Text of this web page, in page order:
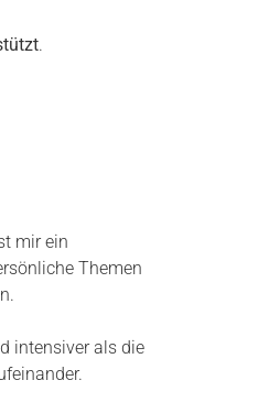
.
mir ein
Themen
intensiver als die